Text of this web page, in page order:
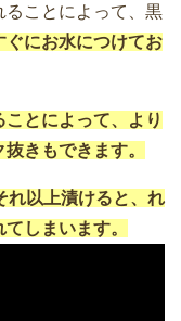
ることによって、黒
ぐにお水につけてお
とによって、より
きもできます。
れ以上漬けると、れ
しまいます。